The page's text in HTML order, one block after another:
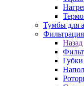
Тумбы для
Назад
Губки